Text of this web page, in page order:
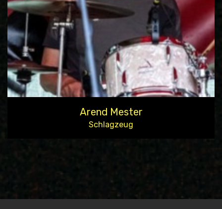
Arend Mester
Schlagzeug